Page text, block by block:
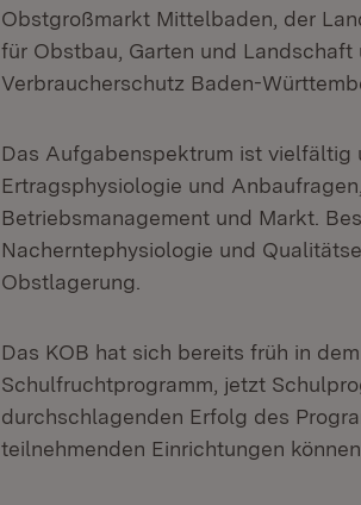
Obstgroßmarkt Mittelbaden, der
für Obstbau, Garten und
Verbraucherschutz Baden-
Das Aufgabenspektrum ist vielfältig
Ertragsphysiologie und
Betriebsmanagement und Markt.
Nacherntephysiologie und
Obstlagerung.
Das KOB hat sich bereits früh in
Schulfruchtprogramm, jetzt
durchschlagenden Erfolg des
teilnehmenden Einrichtungen